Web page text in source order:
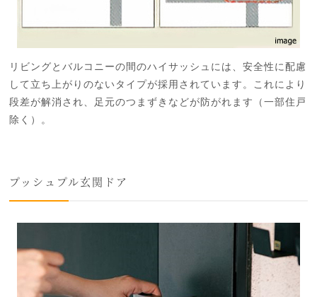
リビングとバルコニーの間のハイサッシュには、安全性に配慮
して立ち上がりのないタイプが採用されています。これにより
段差が解消され、足元のつまずきなどが防がれます（一部住戸
除く）。
プッシュプル玄関ドア